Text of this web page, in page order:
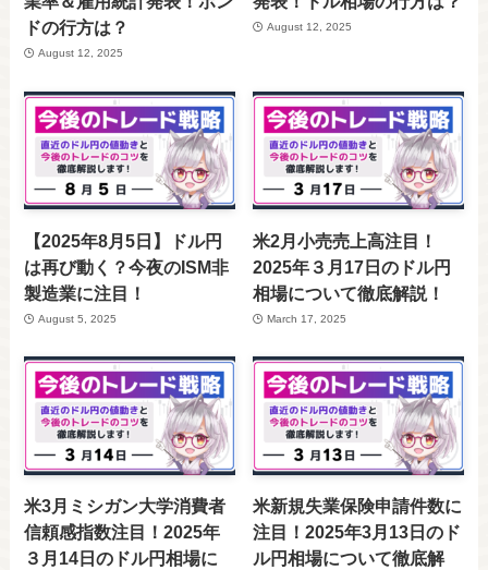
ドの行方は？
August 12, 2025
August 12, 2025
【2025年8月5日】ドル円
は再び動く？今夜のISM非
製造業に注目！
August 5, 2025
米2月小売売上高注目！
2025年３月17日のドル円
相場について徹底解説！
March 17, 2025
米3月ミシガン大学消費者
信頼感指数注目！2025年
３月14日のドル円相場に
米新規失業保険申請件数に
注目！2025年3月13日のド
ル円相場について徹底解